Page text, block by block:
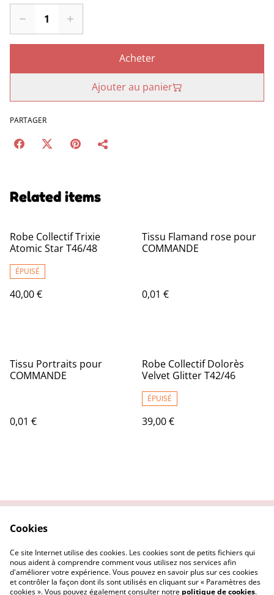
Acheter
Ajouter au panier
PARTAGER
Related items
Robe Collectif Trixie
Atomic Star T46/48
ÉPUISÉ
40,00 €
Tissu Flamand rose pour
COMMANDE
0,01 €
Tissu Portraits pour
COMMANDE
0,01 €
Robe Collectif Dolorès
Velvet Glitter T42/46
ÉPUISÉ
39,00 €
Politique de
confidentialité
Politique Cookies
Cookies
Ce site Internet utilise des cookies. Les cookies sont de petits fichiers qui
nous aident à comprendre comment vous utilisez nos services afin
d'améliorer votre expérience. Vous pouvez en savoir plus sur ces cookies
et contrôler la façon dont ils sont utilisés en cliquant sur « Paramètres des
cookies ». Vous pouvez également consulter notre politique de cookies.